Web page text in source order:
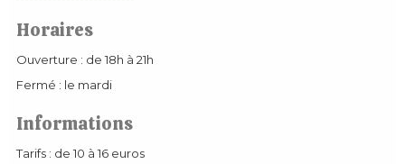
Horaires
Ouverture : de 18h à 21h
Fermé : le mardi
Informations
Tarifs : de 10 à 16 euros